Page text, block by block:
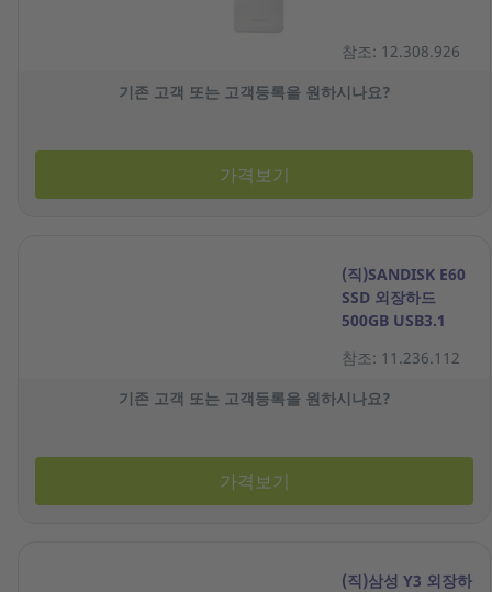
참조: 12.308.926
기존 고객 또는 고객등록을 원하시나요?
가격보기
(직)SANDISK E60
SSD 외장하드
500GB USB3.1
참조: 11.236.112
기존 고객 또는 고객등록을 원하시나요?
가격보기
(직)삼성 Y3 외장하